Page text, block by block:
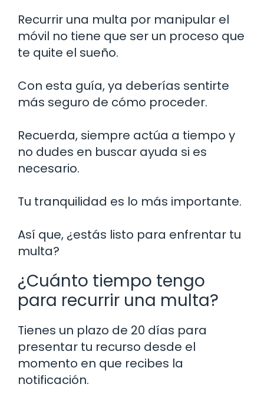
Recurrir una multa por manipular el
móvil no tiene que ser un proceso que
te quite el sueño.
Con esta guía, ya deberías sentirte
más seguro de cómo proceder.
Recuerda, siempre actúa a tiempo y
no dudes en buscar ayuda si es
necesario.
Tu tranquilidad es lo más importante.
Así que, ¿estás listo para enfrentar tu
multa?
¿Cuánto tiempo tengo
para recurrir una multa?
Tienes un plazo de 20 días para
presentar tu recurso desde el
momento en que recibes la
notificación.